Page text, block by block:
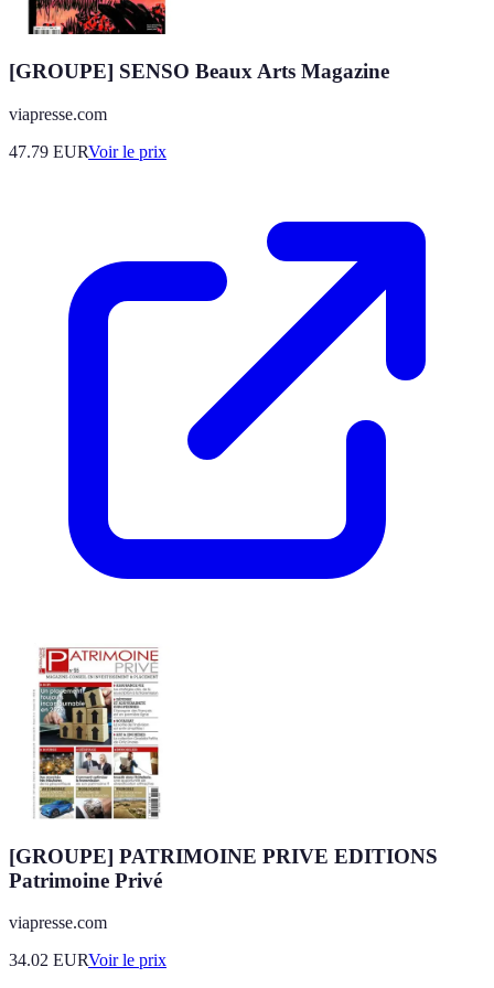
[GROUPE] SENSO Beaux Arts Magazine
viapresse.com
47.79 EURVoir le prix
[GROUPE] PATRIMOINE PRIVE EDITIONS
Patrimoine Privé
viapresse.com
34.02 EURVoir le prix